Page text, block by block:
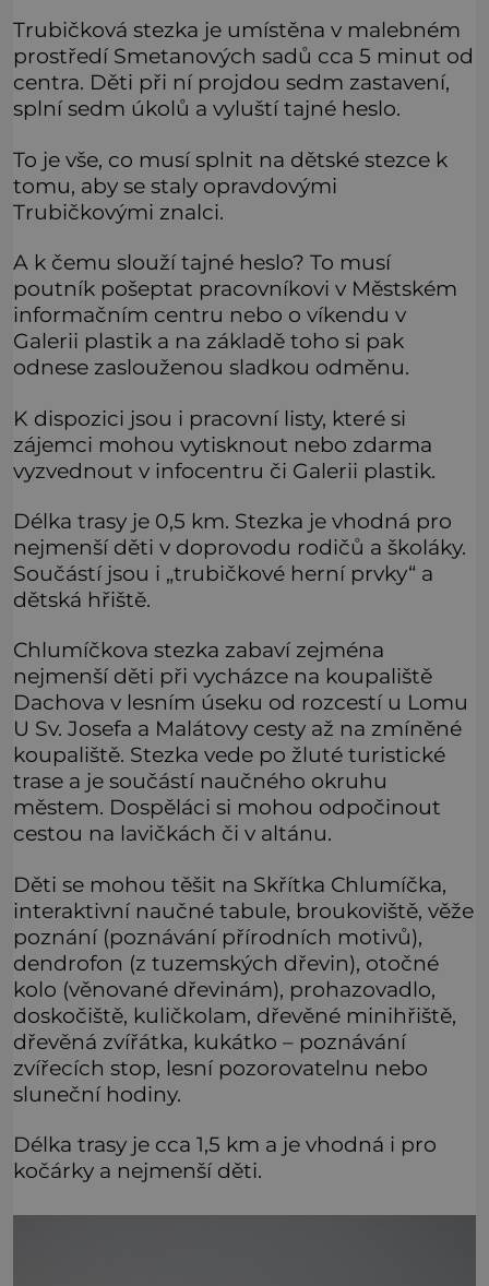
Trubičková stezka je umístěna v malebném
prostředí Smetanových sadů cca 5 minut od
centra. Děti při ní projdou sedm zastavení,
splní sedm úkolů a vyluští tajné heslo.
To je vše, co musí splnit na dětské stezce k
tomu, aby se staly opravdovými
Trubičkovými znalci.
A k čemu slouží tajné heslo? To musí
poutník pošeptat pracovníkovi v Městském
informačním centru nebo o víkendu v
Galerii plastik a na základě toho si pak
odnese zaslouženou sladkou odměnu.
K dispozici jsou i pracovní listy, které si
zájemci mohou vytisknout nebo zdarma
vyzvednout v infocentru či Galerii plastik.
Délka trasy je 0,5 km. Stezka je vhodná pro
nejmenší děti v doprovodu rodičů a školáky.
Součástí jsou i „trubičkové herní prvky“ a
dětská hřiště.
Chlumíčkova stezka zabaví zejména
nejmenší děti při vycházce na koupaliště
Dachova v lesním úseku od rozcestí u Lomu
U Sv. Josefa a Malátovy cesty až na zmíněné
koupaliště. Stezka vede po žluté turistické
trase a je součástí naučného okruhu
městem. Dospěláci si mohou odpočinout
cestou na lavičkách či v altánu.
Děti se mohou těšit na Skřítka Chlumíčka,
interaktivní naučné tabule, broukoviště, věže
poznání (poznávání přírodních motivů),
dendrofon (z tuzemských dřevin), otočné
kolo (věnované dřevinám), prohazovadlo,
doskočiště, kuličkolam, dřevěné minihřiště,
dřevěná zvířátka, kukátko – poznávání
zvířecích stop, lesní pozorovatelnu nebo
sluneční hodiny.
Délka trasy je cca 1,5 km a je vhodná i pro
kočárky a nejmenší děti.